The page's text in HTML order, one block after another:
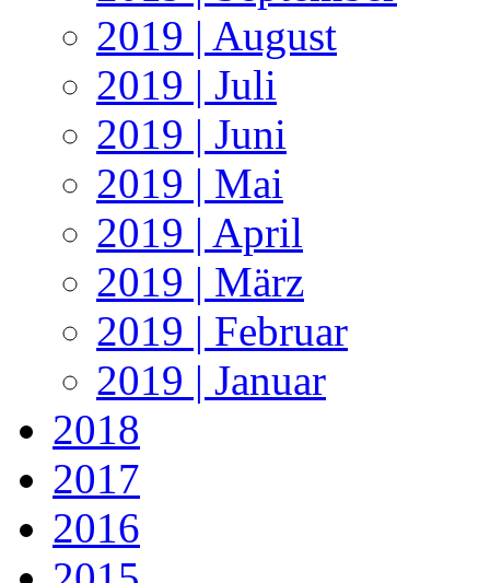
2019 | August
2019 | Juli
2019 | Juni
2019 | Mai
2019 | April
2019 | März
2019 | Februar
2019 | Januar
2018
2017
2016